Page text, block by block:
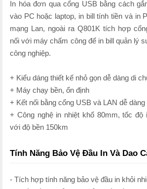
In hóa đơn qua cổng USB bằng cách
vào PC hoặc laptop, in bill tính tiền và in
mạng Lan, ngoài ra Q801K tích hợp
nối với máy chấm công để in bill quản lý
công nghiệp.
+ Kiểu dáng thiết kế nhỏ gọn dễ dàng di
+ Máy chạy bền, ổn định
+ Kết nối bằng cổng USB và LAN dễ
+ Công nghệ in nhiệt khổ 80mm, tốc độ
với độ bền 150km
Tính Năng Bảo Vệ Đầu In Và Dao
- Tích hợp tính năng bảo vệ đầu in khỏi